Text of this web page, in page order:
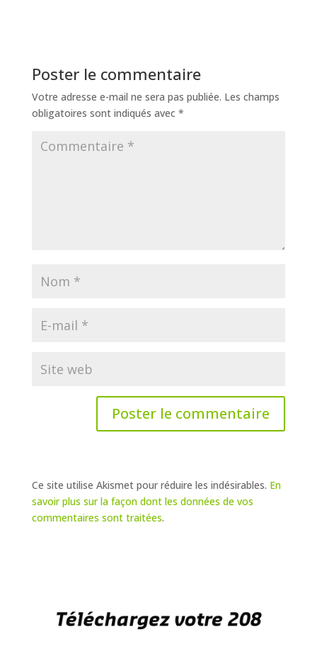
Poster le commentaire
Votre adresse e-mail ne sera pas publiée. Les champs
obligatoires sont indiqués avec *
Ce site utilise Akismet pour réduire les indésirables. En
savoir plus sur la façon dont les données de vos
commentaires sont traitées.